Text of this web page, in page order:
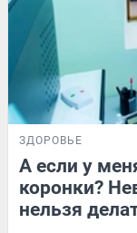
ЗДОРОВЬЕ
А если у
коронки?
нельзя